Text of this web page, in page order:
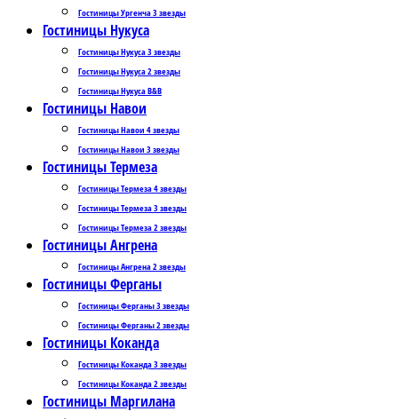
Гостиницы Ургенча 3 звезды
Гостиницы Нукуса
Гостиницы Нукуса 3 звезды
Гостиницы Нукуса 2 звезды
Гостиницы Нукуса B&B
Гостиницы Навои
Гостиницы Навои 4 звезды
Гостиницы Навои 3 звезды
Гостиницы Термеза
Гостиницы Термеза 4 звезды
Гостиницы Термеза 3 звезды
Гостиницы Термеза 2 звезды
Гостиницы Ангрена
Гостиницы Ангрена 2 звезды
Гостиницы Ферганы
Гостиницы Ферганы 3 звезды
Гостиницы Ферганы 2 звезды
Гостиницы Коканда
Гостиницы Коканда 3 звезды
Гостиницы Коканда 2 звезды
Гостиницы Маргилана